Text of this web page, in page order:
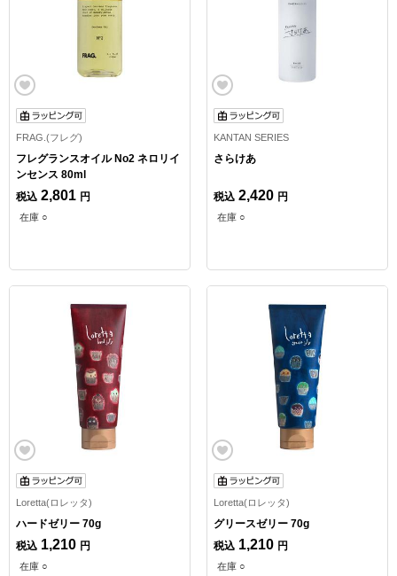
FRAG.(フレグ)
フレグランスオイル No2 ネロリイ
ンセンス 80ml
税込 2,801 円
在庫 ○
KANTAN SERIES
さらけあ
税込 2,420 円
在庫 ○
Loretta(ロレッタ)
ハードゼリー 70g
税込 1,210 円
在庫 ○
Loretta(ロレッタ)
グリースゼリー 70g
税込 1,210 円
在庫 ○